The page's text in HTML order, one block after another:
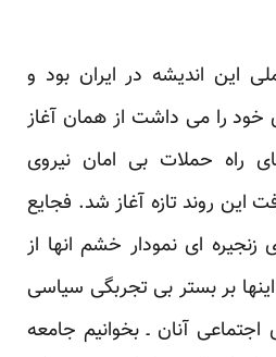
این اندیشه در ایران بود و
را می داشت از همان آغاز
راه حملات بی امان نیروی
این روند تازه آغاز شد. فجایع
ای نمودار خشم انها از
بر بستر بی تجربگی سیاسی
آنان ـ بخوانیم جامعه